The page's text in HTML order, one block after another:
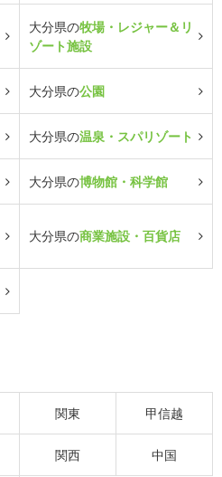
大分県の牧場・レジャー＆リ
ゾート施設
大分県の公園
大分県の温泉・スパリゾート
大分県の博物館・科学館
大分県の商業施設・百貨店
関東 甲信越
関西 中国